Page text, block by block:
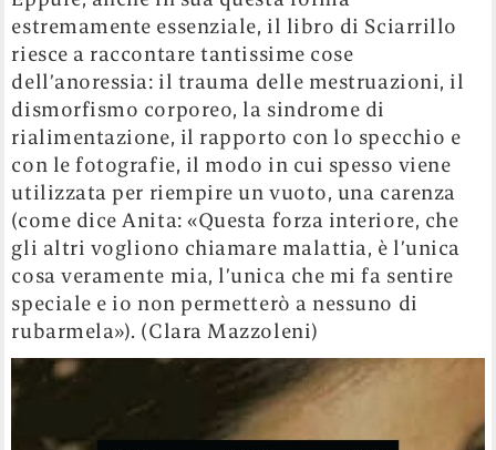
estremamente essenziale, il libro di Sciarrillo
riesce a raccontare tantissime cose
dell’anoressia: il trauma delle mestruazioni, il
dismorfismo corporeo, la sindrome di
rialimentazione, il rapporto con lo specchio e
con le fotografie, il modo in cui spesso viene
utilizzata per riempire un vuoto, una carenza
(come dice Anita: «Questa forza interiore, che
gli altri vogliono chiamare malattia, è l’unica
cosa veramente mia, l’unica che mi fa sentire
speciale e io non permetterò a nessuno di
rubarmela»). (Clara Mazzoleni)